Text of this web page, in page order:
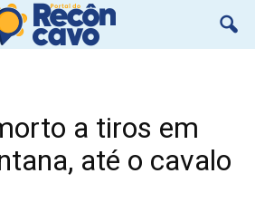
a tiros em
até o cavalo